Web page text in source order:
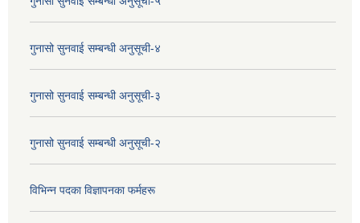
गुनासो सुनवाई सम्बन्धी अनुसूची-४
गुनासो सुनवाई सम्बन्धी अनुसूची-३
गुनासो सुनवाई सम्बन्धी अनुसूची-२
विभिन्न पदका विज्ञापनका फर्महरू